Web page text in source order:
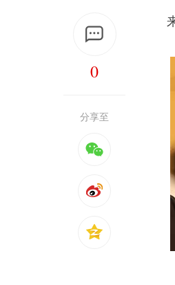
0
分享至